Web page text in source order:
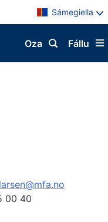
Sámegiella
Fállu
Oza
00 40